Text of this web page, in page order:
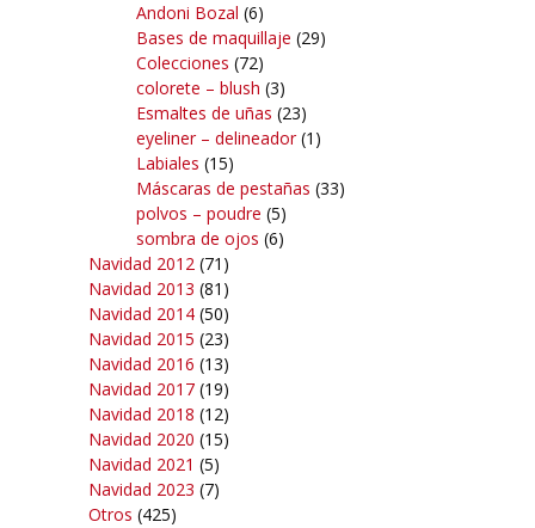
Andoni Bozal (6)
Bases de maquillaje (29)
Colecciones (72)
colorete – blush (3)
Esmaltes de uñas (23)
eyeliner – delineador(1)
Labiales (15)
Máscaras de pestañas (33)
polvos – poudre (5)
sombra de ojos (6)
Navidad 2012 (71)
Navidad 2013 (81)
Navidad 2014 (50)
Navidad 2015 (23)
Navidad 2016 (13)
Navidad 2017 (19)
Navidad 2018 (12)
Navidad 2020 (15)
Navidad 2021 (5)
Navidad 2023 (7)
Otros (425)